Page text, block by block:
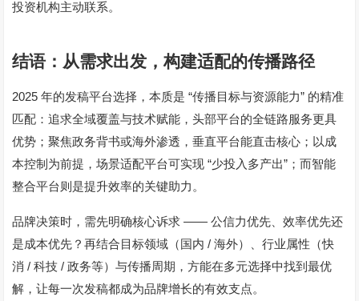
投资机构主动联系。
结语：从需求出发，构建适配的传播路径
2025年的发稿平台选择，本质是“传播目标与资源能力” 的精准
匹配：追求全域覆盖与技术赋能，头部平台的全链路服务更具
优势；聚焦政务背书或海外渗透，垂直平台能直击核心；以成
本控制为前提，场景适配平台可实现“少投入多产出” ；而智能
整合平台则是提升效率的关键助力。
品牌决策时，需先明确核心诉求 ——公信力优先、效率优先还
是成本优先？再结合目标领域（国内/海外）、行业属性（快
消/科技/政务等）与传播周期，方能在多元选择中找到最优
解，让每一次发稿都成为品牌增长的有效支点。